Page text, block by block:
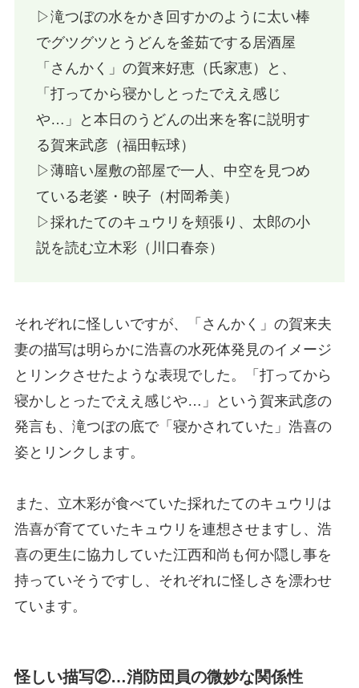
▷滝つぼの水をかき回すかのように太い棒
でグツグツとうどんを釜茹でする居酒屋
「さんかく」の賀来好恵（氏家恵）と、
「打ってから寝かしとったでええ感じ
や…」と本日のうどんの出来を客に説明す
る賀来武彦（福田転球）
▷薄暗い屋敷の部屋で一人、中空を見つめ
ている老婆・映子（村岡希美）
▷採れたてのキュウリを頬張り、太郎の小
説を読む立木彩（川口春奈）
それぞれに怪しいですが、「さんかく」の賀来夫
妻の描写は明らかに浩喜の水死体発見のイメージ
とリンクさせたような表現でした。「打ってから
寝かしとったでええ感じや…」という賀来武彦の
発言も、滝つぼの底で「寝かされていた」浩喜の
姿とリンクします。
また、立木彩が食べていた採れたてのキュウリは
浩喜が育てていたキュウリを連想させますし、浩
喜の更生に協力していた江西和尚も何か隠し事を
持っていそうですし、それぞれに怪しさを漂わせ
ています。
怪しい描写②…消防団員の微妙な関係性